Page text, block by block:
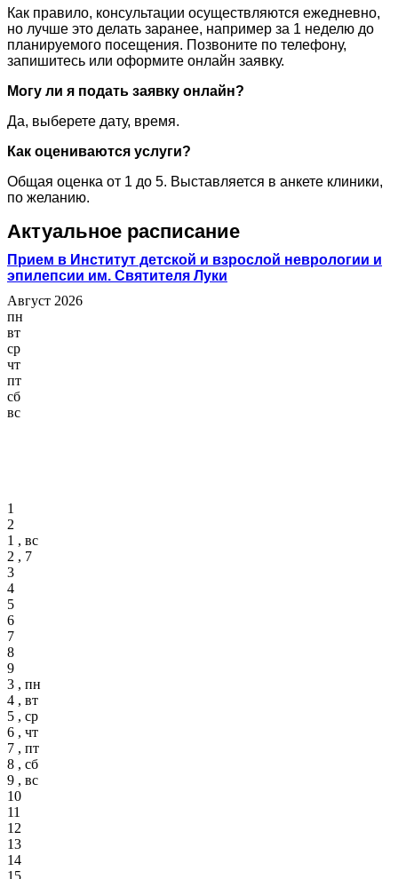
Как правило, консультации осуществляются ежедневно,
но лучше это делать заранее, например за 1 неделю до
планируемого посещения. Позвоните по телефону,
запишитесь или оформите онлайн заявку.
Могу ли я подать заявку онлайн?
Да, выберете дату, время.
Как оцениваются услуги?
Общая оценка от 1 до 5. Выставляется в анкете клиники,
по желанию.
Актуальное расписание
Прием в Институт детской и взрослой неврологии и
эпилепсии им. Святителя Луки
Август 2026
пн
вт
ср
чт
пт
сб
вс
1
2
1 , вс
2 , 7
3
4
5
6
7
8
9
3 , пн
4 , вт
5 , ср
6 , чт
7 , пт
8 , сб
9 , вс
10
11
12
13
14
15